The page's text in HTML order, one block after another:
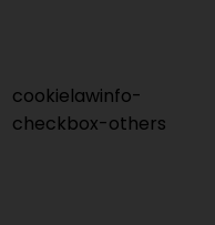
cookielawinfo-
checkbox-others